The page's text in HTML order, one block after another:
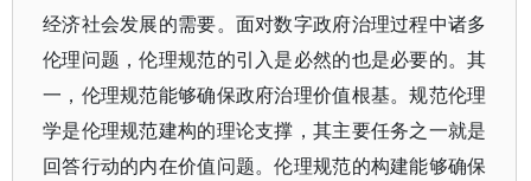
经济社会发展的需要。面对数字政府治理过程中诸多
伦理问题，伦理规范的引入是必然的也是必要的。其
一，伦理规范能够确保政府治理价值根基。规范伦理
学是伦理规范建构的理论支撑，其主要任务之一就是
回答行动的内在价值问题。伦理规范的构建能够确保